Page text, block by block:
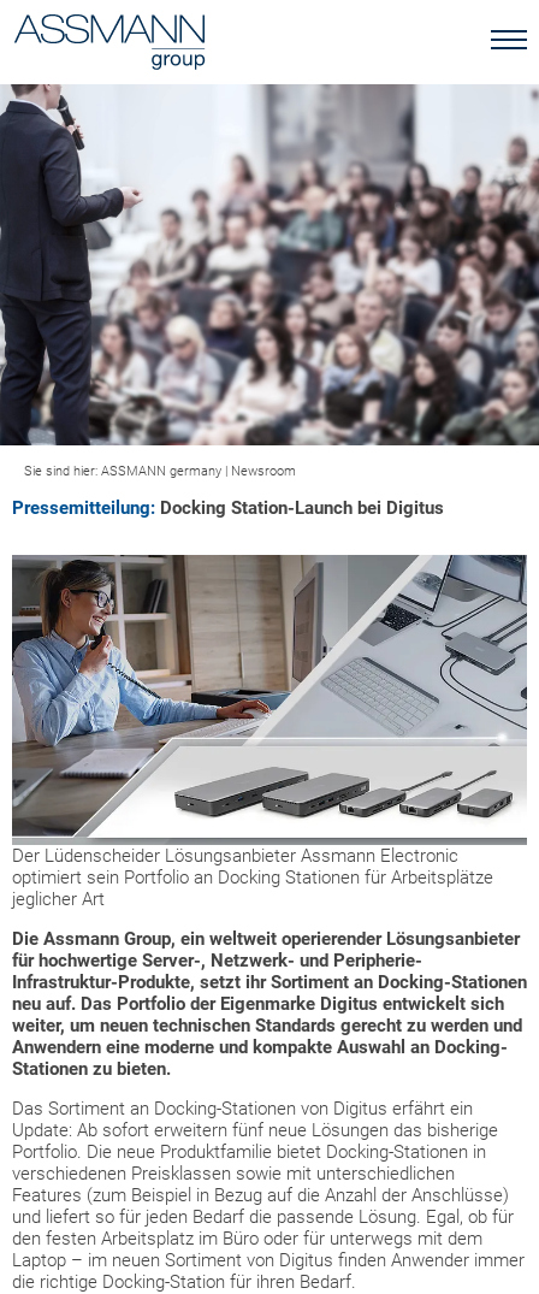
Sie sind hier: ASSMANN germany | Newsroom
Pressemitteilung: Docking Station-Launch bei Digitus
Der Lüdenscheider Lösungsanbieter Assmann Electronic
optimiert sein Portfolio an Docking Stationen für Arbeitsplätze
jeglicher Art
Die Assmann Group, ein weltweit operierender Lösungsanbieter
für hochwertige Server-, Netzwerk- und Peripherie-
Infrastruktur-Produkte, setzt ihr Sortiment an Docking-Stationen
neu auf. Das Portfolio der Eigenmarke Digitus entwickelt sich
weiter, um neuen technischen Standards gerecht zu werden und
Anwendern eine moderne und kompakte Auswahl an Docking-
Stationen zu bieten.
Das Sortiment an Docking-Stationen von Digitus erfährt ein
Update: Ab sofort erweitern fünf neue Lösungen das bisherige
Portfolio. Die neue Produktfamilie bietet Docking-Stationen in
verschiedenen Preisklassen sowie mit unterschiedlichen
Features (zum Beispiel in Bezug auf die Anzahl der Anschlüsse)
und liefert so für jeden Bedarf die passende Lösung. Egal, ob für
den festen Arbeitsplatz im Büro oder für unterwegs mit dem
Laptop – im neuen Sortiment von Digitus finden Anwender immer
die richtige Docking-Station für ihren Bedarf.